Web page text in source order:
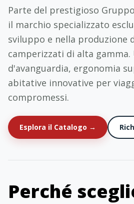
Parte del prestigioso
il marchio specializzato
sviluppo e nella produzione
camperizzati di alta gamma.
d'avanguardia, ergonomia
abitative innovative per
compromessi.
Esplora il Catalogo →
Perché